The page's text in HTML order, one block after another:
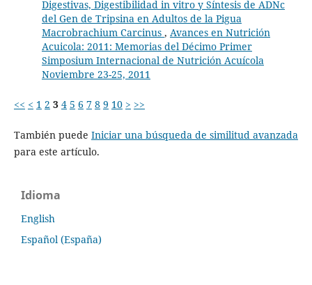
Digestivas, Digestibilidad in vitro y Síntesis de ADNc
del Gen de Tripsina en Adultos de la Pigua
Macrobrachium Carcinus , Avances en Nutrición
Acuicola: 2011: Memorias del Décimo Primer
Simposium Internacional de Nutrición Acuícola
Noviembre 23-25, 2011
<< < 1 2 3 4 5 6 7 8 9 10 > >>
También puede Iniciar una búsqueda de similitud avanzada
para este artículo.
Idioma
English
Español (España)